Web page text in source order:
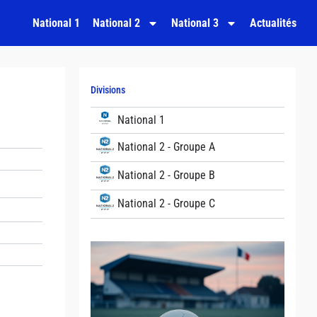
National 1 National 2 National 3 Actualités
Divisions
National 1
National 2 - Groupe A
National 2 - Groupe B
National 2 - Groupe C